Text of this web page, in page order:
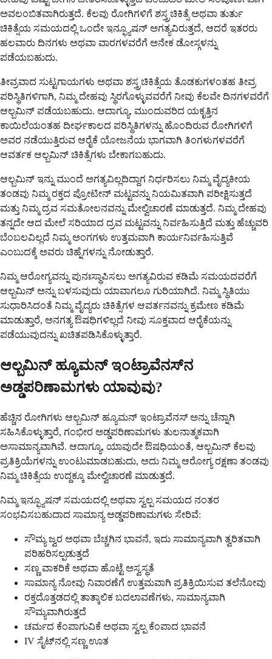
ಅವಲಂಬಿತವಾಗಿರುತ್ತದೆ. ಕೆಲವು ರೋಗಿಗಳಿಗೆ ಶಸ್ತ್ರಚಿಕಿತ್ಸೆ ಅಥವಾ ತುರ್ತು
ಚಿಕಿತ್ಸೆಯ ಸಮಯದಲ್ಲಿ ಒಂದೇ ಇನ್ಫ್ಯೂಷನ್ ಅಗತ್ಯವಿರುತ್ತದೆ, ಆದರೆ ಇತರರು
ಹಲವಾರು ದಿನಗಳು ಅಥವಾ ವಾರಗಳವರೆಗೆ ಅನೇಕ ಡೋಸ್ಗಳನ್ನು
ಪಡೆಯಬಹುದು.
ತೀವ್ರವಾದ ಸುಟ್ಟಗಾಯಗಳು ಅಥವಾ ಶಸ್ತ್ರಚಿಕಿತ್ಸೆಯ ತೊಡಕುಗಳಂತಹ ತೀವ್ರ
ಪರಿಸ್ಥಿತಿಗಳಿಗಾಗಿ, ನಿಮ್ಮ ದೇಹವು ಸ್ಥಿರಗೊಳ್ಳುವವರೆಗೆ ನೀವು ಕೆಲವೇ ದಿನಗಳವರೆಗೆ
ಆಲ್ಬಮಿನ್ ಪಡೆಯಬಹುದು. ಆದಾಗ್ಯೂ, ಮುಂದುವರಿದ ಯಕೃತ್ತಿನ
ಕಾಯಿಲೆಯಂತಹ ದೀರ್ಘಕಾಲದ ಪರಿಸ್ಥಿತಿಗಳನ್ನು ಹೊಂದಿರುವ ರೋಗಿಗಳಿಗೆ
ಅವರ ನಡೆಯುತ್ತಿರುವ ಆರೈಕೆ ಯೋಜನೆಯ ಭಾಗವಾಗಿ ತಿಂಗಳುಗಳವರೆಗೆ
ಆವರ್ತಕ ಆಲ್ಬಮಿನ್ ಚಿಕಿತ್ಸೆಗಳು ಬೇಕಾಗಬಹುದು.
ಆಲ್ಬಮಿನ್ ಇನ್ನು ಮುಂದೆ ಅಗತ್ಯವಿಲ್ಲದಿದ್ದಾಗ ನಿರ್ಧರಿಸಲು ನಿಮ್ಮ ವೈದ್ಯಕೀಯ
ತಂಡವು ನಿಮ್ಮ ರಕ್ತದ ಪ್ರೋಟೀನ್ ಮಟ್ಟವನ್ನು ನಿಯಮಿತವಾಗಿ ಪರೀಕ್ಷಿಸುತ್ತದೆ
ಮತ್ತು ನಿಮ್ಮ ದ್ರವ ಸಮತೋಲನವನ್ನು ಮೇಲ್ವಿಚಾರಣೆ ಮಾಡುತ್ತದೆ. ನಿಮ್ಮ ದೇಹವು
ತನ್ನದೇ ಆದ ಮೇಲೆ ಸರಿಯಾದ ದ್ರವ ಮಟ್ಟವನ್ನು ನಿರ್ವಹಿಸುತ್ತಿದೆ ಮತ್ತು ಹೆಚ್ಚುವರಿ
ಬೆಂಬಲವಿಲ್ಲದೆ ನಿಮ್ಮ ಅಂಗಗಳು ಉತ್ತಮವಾಗಿ ಕಾರ್ಯನಿರ್ವಹಿಸುತ್ತಿವೆ
ಎಂಬುದಕ್ಕೆ ಅವರು ಚಿಹ್ನೆಗಳನ್ನು ನೋಡುತ್ತಾರೆ.
ನಿಮ್ಮ ಆರೋಗ್ಯವನ್ನು ಪುನಃಸ್ಥಾಪಿಸಲು ಅಗತ್ಯವಿರುವ ಕಡಿಮೆ ಸಮಯದವರೆಗೆ
ಆಲ್ಬಮಿನ್ ಅನ್ನು ಬಳಸುವುದು ಯಾವಾಗಲೂ ಗುರಿಯಾಗಿದೆ. ನಿಮ್ಮ ಸ್ಥಿತಿಯು
ಸುಧಾರಿಸಿದಂತೆ ನಿಮ್ಮ ವೈದ್ಯರು ಚಿಕಿತ್ಸೆಗಳ ಆವರ್ತನವನ್ನು ಕ್ರಮೇಣ ಕಡಿಮೆ
ಮಾಡುತ್ತಾರೆ, ಅನಗತ್ಯ ಔಷಧಿಗಳಿಲ್ಲದೆ ನೀವು ಸೂಕ್ತವಾದ ಆರೈಕೆಯನ್ನು
ಪಡೆಯುವುದನ್ನು ಖಚಿತಪಡಿಸಿಕೊಳ್ಳುತ್ತಾರೆ.
ಆಲ್ಬಮಿನ್ ಹ್ಯೂಮನ್ ಇಂಟ್ರಾವೆನಸ್‌ನ
ಅಡ್ಡಪರಿಣಾಮಗಳು ಯಾವುವು?
ಹೆಚ್ಚಿನ ರೋಗಿಗಳು ಆಲ್ಬಮಿನ್ ಹ್ಯೂಮನ್ ಇಂಟ್ರಾವೆನಸ್ ಅನ್ನು ಚೆನ್ನಾಗಿ
ಸಹಿಸಿಕೊಳ್ಳುತ್ತಾರೆ, ಗಂಭೀರ ಅಡ್ಡಪರಿಣಾಮಗಳು ತುಲನಾತ್ಮಕವಾಗಿ
ಅಸಾಮಾನ್ಯವಾಗಿವೆ. ಆದಾಗ್ಯೂ, ಯಾವುದೇ ಔಷಧಿಯಂತೆ, ಆಲ್ಬಮಿನ್ ಕೆಲವು
ಪ್ರತಿಕ್ರಿಯೆಗಳನ್ನು ಉಂಟುಮಾಡಬಹುದು, ಅದು ನಿಮ್ಮ ಆರೋಗ್ಯ ರಕ್ಷಣಾ ತಂಡವು
ನಿಮ್ಮ ಚಿಕಿತ್ಸೆಯ ಉದ್ದಕ್ಕೂ ಮೇಲ್ವಿಚಾರಣೆ ಮಾಡುತ್ತದೆ.
ನಿಮ್ಮ ಇನ್ಫ್ಯೂಷನ್ ಸಮಯದಲ್ಲಿ ಅಥವಾ ಸ್ವಲ್ಪ ಸಮಯದ ನಂತರ
ಸಂಭವಿಸಬಹುದಾದ ಸಾಮಾನ್ಯ ಅಡ್ಡಪರಿಣಾಮಗಳು ಸೇರಿವೆ:
ಸೌಮ್ಯ ಜ್ವರ ಅಥವಾ ಬೆಚ್ಚಗಿನ ಭಾವನೆ, ಇದು ಸಾಮಾನ್ಯವಾಗಿ ತ್ವರಿತವಾಗಿ
ಪರಿಹರಿಸಲ್ಪಡುತ್ತದೆ
ಸಣ್ಣ ವಾಕರಿಕೆ ಅಥವಾ ಹೊಟ್ಟೆ ಅಸ್ವಸ್ಥತೆ
ಸಾಮಾನ್ಯ ನೋವು ನಿವಾರಣೆಗೆ ಉತ್ತಮವಾಗಿ ಪ್ರತಿಕ್ರಿಯಿಸುವ ತಲೆನೋವು
ರಕ್ತದೊತ್ತಡದಲ್ಲಿ ತಾತ್ಕಾಲಿಕ ಬದಲಾವಣೆಗಳು, ಸಾಮಾನ್ಯವಾಗಿ
ಸೌಮ್ಯವಾಗಿರುತ್ತದೆ
ಚರ್ಮದ ಕೆಂಪಾಗುವಿಕೆ ಅಥವಾ ಸ್ವಲ್ಪ ಕೆಂಪಾದ ಭಾವನೆ
IV ಸೈಟ್‌ನಲ್ಲಿ ಸಣ್ಣ ಊತ